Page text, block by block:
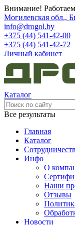
Внимание!
Могилевская обл.,
info@drogol.by
+375 (44) 541-42-00
+375 (44) 541-42-72
Личный кабинет
Каталог
Все результаты
Главная
Каталог
Инфо
О
Наши
Отзывы
Новости